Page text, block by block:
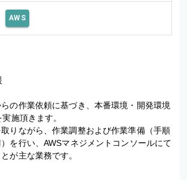
AWS
の作業依頼に基づき、本番環境・開発環境
施頂きます。
りながら、作業調整および作業準備（手順
を行い、AWSマネジメントコンソールにて
が主な業務です。